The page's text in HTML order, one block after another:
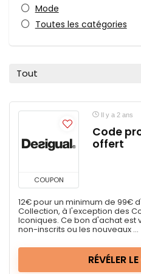
Mode
Toutes les catégories
Tout
COUPON
Il y a 2 ans
Code
offert
12€ pour un minimum de 99€
Collection, à l'exception des
Iconiques. Ce bon d'achat est
non-inscrits ou les nouveaux ...
RÉVÉLER